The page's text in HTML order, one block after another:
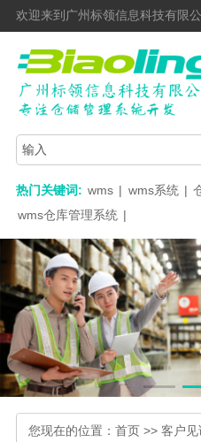
欢迎来到广州标领信息科技有限公
热门关键词: wms | wms系统 |
wms仓库管理系统 |
您现在的位置：首页 >>客户见